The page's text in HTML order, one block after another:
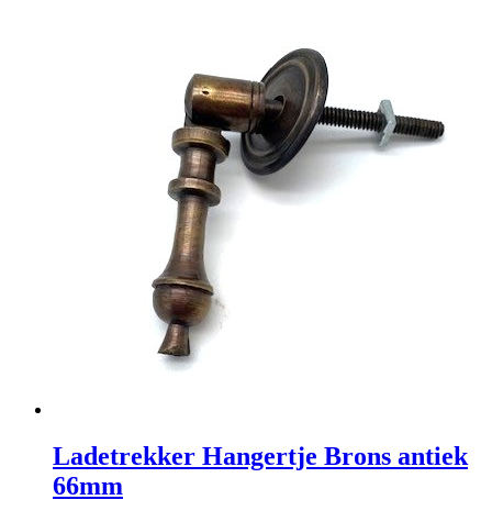
Ladetrekker Hangertje Brons antiek
66mm